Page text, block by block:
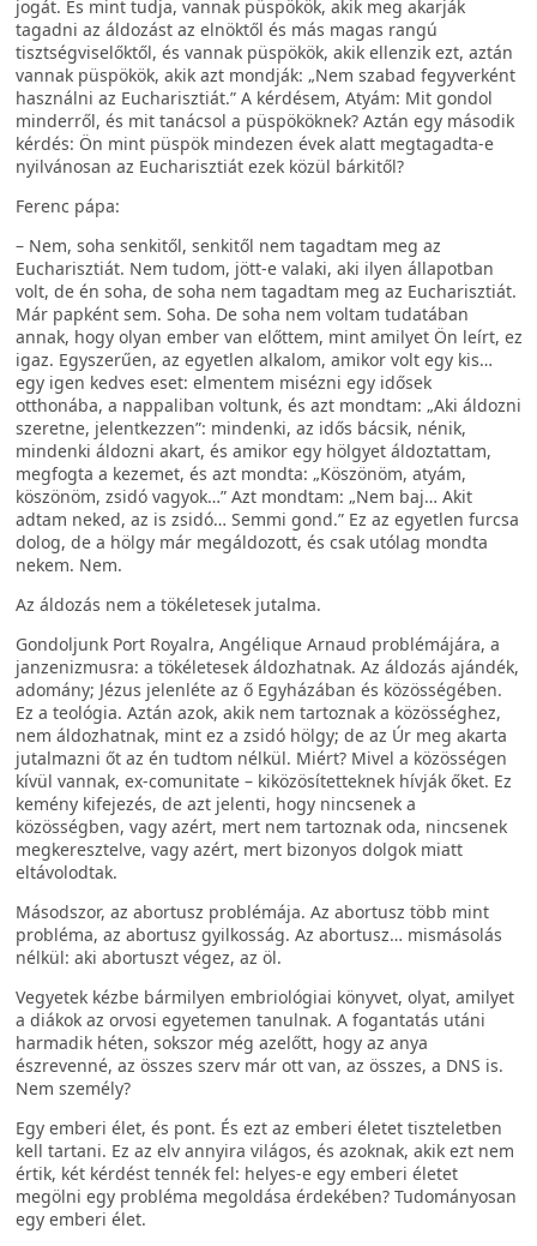
jogát. És mint tudja, vannak püspökök, akik meg akarják
tagadni az áldozást az elnöktől és más magas rangú
tisztségviselőktől, és vannak püspökök, akik ellenzik ezt, aztán
vannak püspökök, akik azt mondják: „Nem szabad fegyverként
használni az Eucharisztiát.” A kérdésem, Atyám: Mit gondol
minderről, és mit tanácsol a püspököknek? Aztán egy második
kérdés: Ön mint püspök mindezen évek alatt megtagadta-e
nyilvánosan az Eucharisztiát ezek közül bárkitől?
Ferenc pápa:
– Nem, soha senkitől, senkitől nem tagadtam meg az
Eucharisztiát. Nem tudom, jött-e valaki, aki ilyen állapotban
volt, de én soha, de soha nem tagadtam meg az Eucharisztiát.
Már papként sem. Soha. De soha nem voltam tudatában
annak, hogy olyan ember van előttem, mint amilyet Ön leírt, ez
igaz. Egyszerűen, az egyetlen alkalom, amikor volt egy kis…
egy igen kedves eset: elmentem misézni egy idősek
otthonába, a nappaliban voltunk, és azt mondtam: „Aki áldozni
szeretne, jelentkezzen”: mindenki, az idős bácsik, nénik,
mindenki áldozni akart, és amikor egy hölgyet áldoztattam,
megfogta a kezemet, és azt mondta: „Köszönöm, atyám,
köszönöm, zsidó vagyok…” Azt mondtam: „Nem baj… Akit
adtam neked, az is zsidó… Semmi gond.” Ez az egyetlen furcsa
dolog, de a hölgy már megáldozott, és csak utólag mondta
nekem. Nem.
Az áldozás nem a tökéletesek jutalma.
Gondoljunk Port Royalra, Angélique Arnaud problémájára, a
janzenizmusra: a tökéletesek áldozhatnak. Az áldozás ajándék,
adomány; Jézus jelenléte az ő Egyházában és közösségében.
Ez a teológia. Aztán azok, akik nem tartoznak a közösséghez,
nem áldozhatnak, mint ez a zsidó hölgy; de az Úr meg akarta
jutalmazni őt az én tudtom nélkül. Miért? Mivel a közösségen
kívül vannak, ex-comunitate – kiközösítetteknek hívják őket. Ez
kemény kifejezés, de azt jelenti, hogy nincsenek a
közösségben, vagy azért, mert nem tartoznak oda, nincsenek
megkeresztelve, vagy azért, mert bizonyos dolgok miatt
eltávolodtak.
Másodszor, az abortusz problémája. Az abortusz több mint
probléma, az abortusz gyilkosság. Az abortusz… mismásolás
nélkül: aki abortuszt végez, az öl.
Vegyetek kézbe bármilyen embriológiai könyvet, olyat, amilyet
a diákok az orvosi egyetemen tanulnak. A fogantatás utáni
harmadik héten, sokszor még azelőtt, hogy az anya
észrevenné, az összes szerv már ott van, az összes, a DNS is.
Nem személy?
Egy emberi élet, és pont. És ezt az emberi életet tiszteletben
kell tartani. Ez az elv annyira világos, és azoknak, akik ezt nem
értik, két kérdést tennék fel: helyes-e egy emberi életet
megölni egy probléma megoldása érdekében? Tudományosan
egy emberi élet.